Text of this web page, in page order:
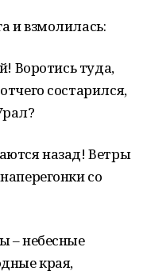
и взмолилась:
Воротись туда,
состарился,
назад! Ветры
со
– небесные
края,